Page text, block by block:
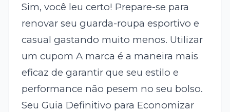
Sim, você leu certo! Prepare-se para
renovar seu guarda-roupa esportivo e
casual gastando muito menos. Utilizar
um cupom A marca é a maneira mais
eficaz de garantir que seu estilo e
performance não pesem no seu bolso.
Seu Guia Definitivo para Economizar